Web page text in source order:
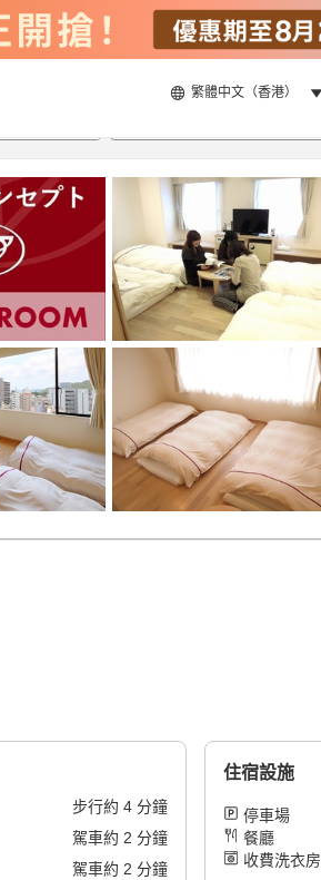
繁體中文（香港）
步行約 4分鐘
駕車約 2 分鐘
駕車約 2 分鐘
住宿設施
停車場
餐廳
收費洗衣房